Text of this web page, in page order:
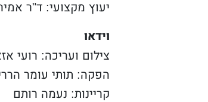
יעוץ מקצועי: ד"ר
וידאו
צילום ועריכה: רועי
הפקה: תותי עומר
קריינות: נעמה רותם